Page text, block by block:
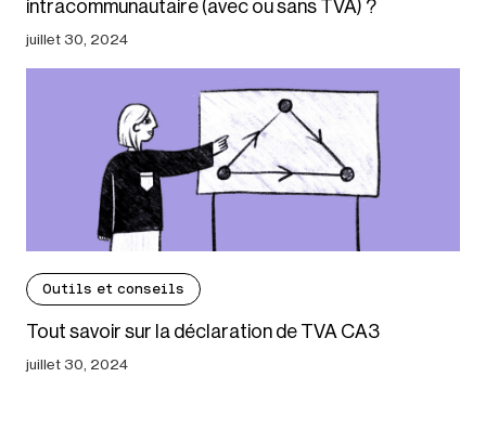
intracommunautaire (avec ou sans TVA) ?
juillet 30, 2024
Outils et conseils
Tout savoir sur la déclaration de TVA CA3
juillet 30, 2024